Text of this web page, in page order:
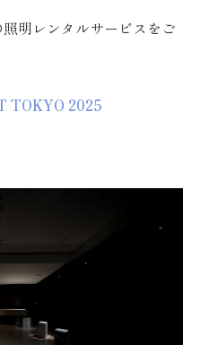
明レンタルサービスをご
TOKYO 2025